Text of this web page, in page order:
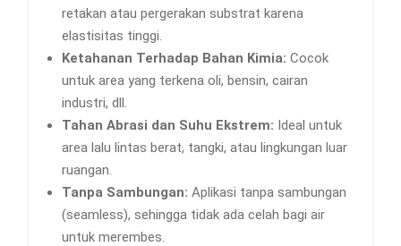
retakan atau pergerakan substrat karena
elastisitas tinggi.
Ketahanan Terhadap Bahan Kimia: Cocok
untuk area yang terkena oli, bensin, cairan
industri, dll.
Tahan Abrasi dan Suhu Ekstrem: Ideal untuk
area lalu lintas berat, tangki, atau lingkungan luar
ruangan.
Tanpa Sambungan: Aplikasi tanpa sambungan
(seamless), sehingga tidak ada celah bagi air
untuk merembes.